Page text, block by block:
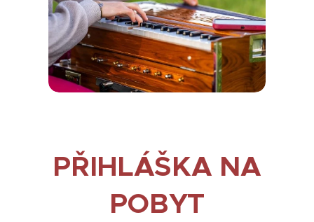
PŘIHLÁŠKA NA
POBYT